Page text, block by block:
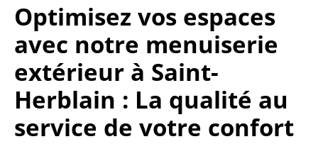
Optimisez vos espaces
avec notre menuiserie
extérieur à Saint-
Herblain : La qualité au
service de votre confort